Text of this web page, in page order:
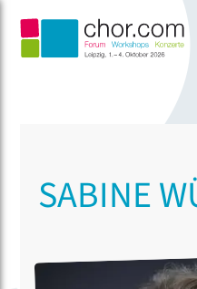
SABINE